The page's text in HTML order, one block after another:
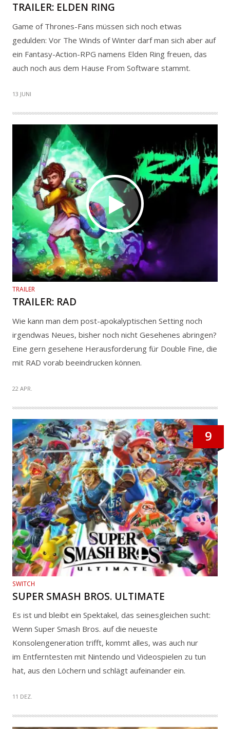
TRAILER: ELDEN RING
Game of Thrones-Fans müssen sich noch etwas
gedulden: Vor The Winds of Winter darf man sich aber auf
ein Fantasy-Action-RPG namens Elden Ring freuen, das
auch noch aus dem Hause From Software stammt.
13 JUNI
TRAILER
TRAILER: RAD
Wie kann man dem post-apokalyptischen Setting noch
irgendwas Neues, bisher noch nicht Gesehenes abringen?
Eine gern gesehene Herausforderung für Double Fine, die
mit RAD vorab beeindrucken können.
22 APR.
9
SWITCH
SUPER SMASH BROS. ULTIMATE
Es ist und bleibt ein Spektakel, das seinesgleichen sucht:
Wenn Super Smash Bros. auf die neueste
Konsolengeneration trifft, kommt alles, was auch nur
im Entferntesten mit Nintendo und Videospielen zu tun
hat, aus den Löchern und schlägt aufeinander ein.
11 DEZ.